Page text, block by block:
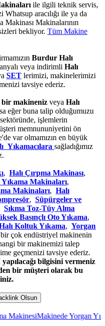
ile ilgili teknik servis,
aracılığı ile ya da
Makinası Makinalarının
bekliyor. Tüm Makine
Burdur Halı
veya indirimli Halı
SET lerimizi, makinelerimizi
tavsiye ederiz.
makineniz veya Halı
eğer buna talip olduğumuzu
işlemlerin
memnununiyetini ön
var olmamızın en büyük
Yıkamacılara sağladığımız
, Halı Çırpma Makinası,
Yıkama Makinaları,
Makinaları, Halı
, Süpürgeler ve
Sıkma Toz-Tüy Alma
Basınçlı Oto Yıkama,
Koltuk Yıkama, Yorgan
çok endüstriyel makinenin
bir makinemizi talep
geçmenizi tavsiye ederiz.
bilgisini vermeniz
bir müşteri olarak bu
Olsun
Makinede Yorgan